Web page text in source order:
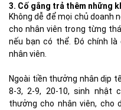
3. Cố gắng trả thêm những
Không dễ để mọi chủ doanh
cho nhân viên trong từng
nếu bạn có thể. Đó chính
nhân viên.
Ngoài tiền thưởng nhân dịp
8-3, 2-9, 20-10, sinh nhật
thưởng cho nhân viên, cho